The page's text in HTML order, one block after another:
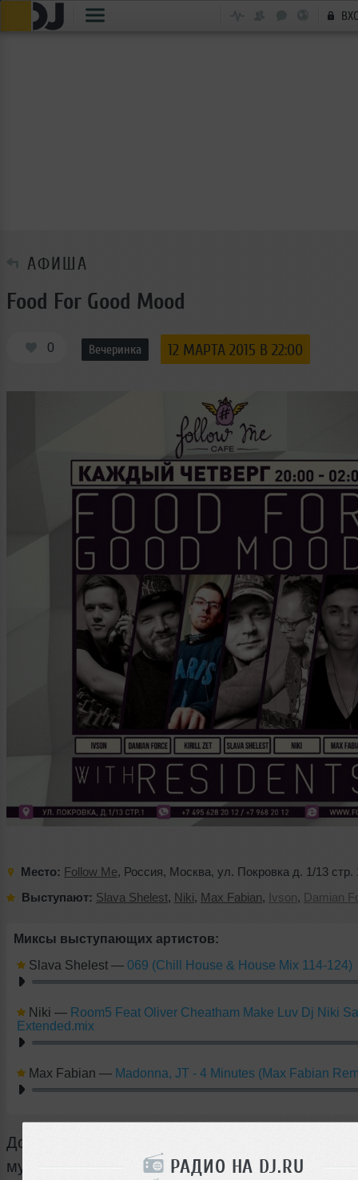
РАДИО НА DJ.RU
АФИША
Food For Good Mood
0 Вечеринка 12 МАРТА 2015 В 22:00
Место: Follow Me, Россия, Москва, ул. Покровка д. 1/13 стр.
Выступают: Slava Shelest, Niki, Max Fabian, Ivson, Damian
Миксы выступающих артистов:
Slava Shelest — 069 (Chill House & House Mix 114-124)
Niki — Room5 Feat Oliver Cheatham Make Luv Dj Niki
Extended.mix
Max Fabian — Madonna, JT - 4 Minutes (Max Fabian
Дорогие друзья, теперь каждый четверг вас
музыкальное путешествие в страну